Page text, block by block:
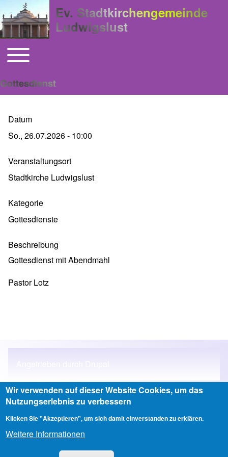
Ev. Stadtkirchengemeinde
Ludwigslust
Hauptnavigation
Toggle main menu
Gottesdienst
Datum
So., 26.07.2026 - 10:00
Veranstaltungsort
Stadtkirche Ludwigslust
Kategorie
Gottesdienste
Beschreibung
Gottesdienst mit Abendmahl
Pastor Lotz
User account menu
Anmelden
Copyright © 2026 Ev.-luth. Stadtkirchengemeinde Ludwigslust - All
rights reserved
Wir verwenden auf dieser Website Cookies, um das
Nutzungserlebnis zu verbessern
Klicken Sie "Akzeptieren", um sich damit einverstanden zu erklären.
Weitere Informationen